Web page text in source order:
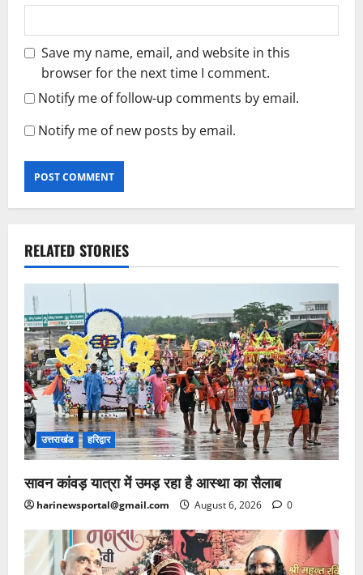
Save my name, email, and website in this
browser for the next time I comment.
Notify me of follow-up comments by email.
Notify me of new posts by email.
RELATED STORIES
उत्तराखंड हरिद्वार
सावन कांवड़ यात्रा में उमड़ रहा है आस्था का सैलाब
harinewsportal@gmail.com August 6, 2026 0